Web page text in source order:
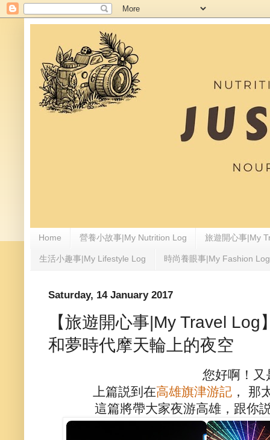
Home 營養小故事|My Nutrition Log 旅遊開心事|My
生活小趣事|My Lifestyle Log 時尚養眼事|My Fashion Log
Saturday, 14 January 2017
【旅遊開心事|My Travel
和夢時代摩天輪上的夜空
您好啊！又
上篇説到在高雄旗津游記 ， 那
這篇將帶大家夜游高雄，跟你